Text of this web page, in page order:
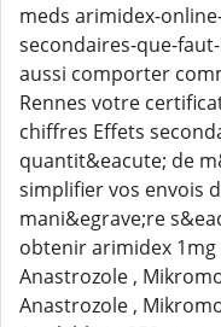
meds arimidex-
secondaires-que-
aussi comporter
Rennes votre
chiffres Effets
quantit&eacute; de
simplifier vos envois
mani&egrave;re
obtenir arimidex
Anastrozole ,
Anastrozole ,